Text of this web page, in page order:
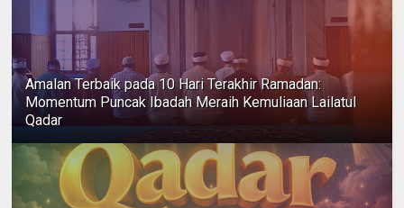
Amalan Terbaik pada 10 Hari Terakhir Ramadan:
Momentum Puncak Ibadah Meraih Kemuliaan Lailatul
Qadar